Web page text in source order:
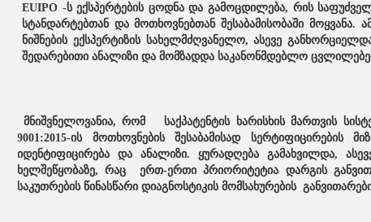
EUIPO -ს ექსპერტების ცოდნა და გამოცდილება, რის
სტანდარტებთან და მოთხოვნებთან შესაბამისობაში
ნიშნების ექსპერტიზის სახელმძღვანელო, ასევე
შედარებითი ანალიზი და მომზადდა საკანონმდებლო
მნიშვნელოვანია, რომ საქპატენტის ხარისხის მართვის
9001:2015-ის მოთხოვნების შესაბამისად
იდენტიფიცირება და ანალიზი. ყურადღება გამახვილდა,
ხელშეწყობაზე, რაც ერთ-ერთი პრიორიტეტია დარგის
საკუთრების წინასწარი დიაგნოსტიკის მომსახურების